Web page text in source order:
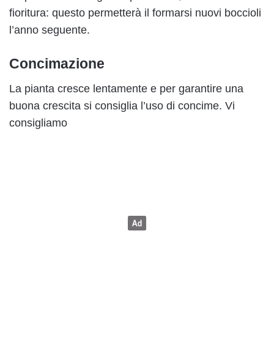
fioritura: questo permetterà il formarsi nuovi boccioli
l’anno seguente.
Concimazione
La pianta cresce lentamente e per garantire una
buona crescita si consiglia l’uso di concime. Vi
consigliamo